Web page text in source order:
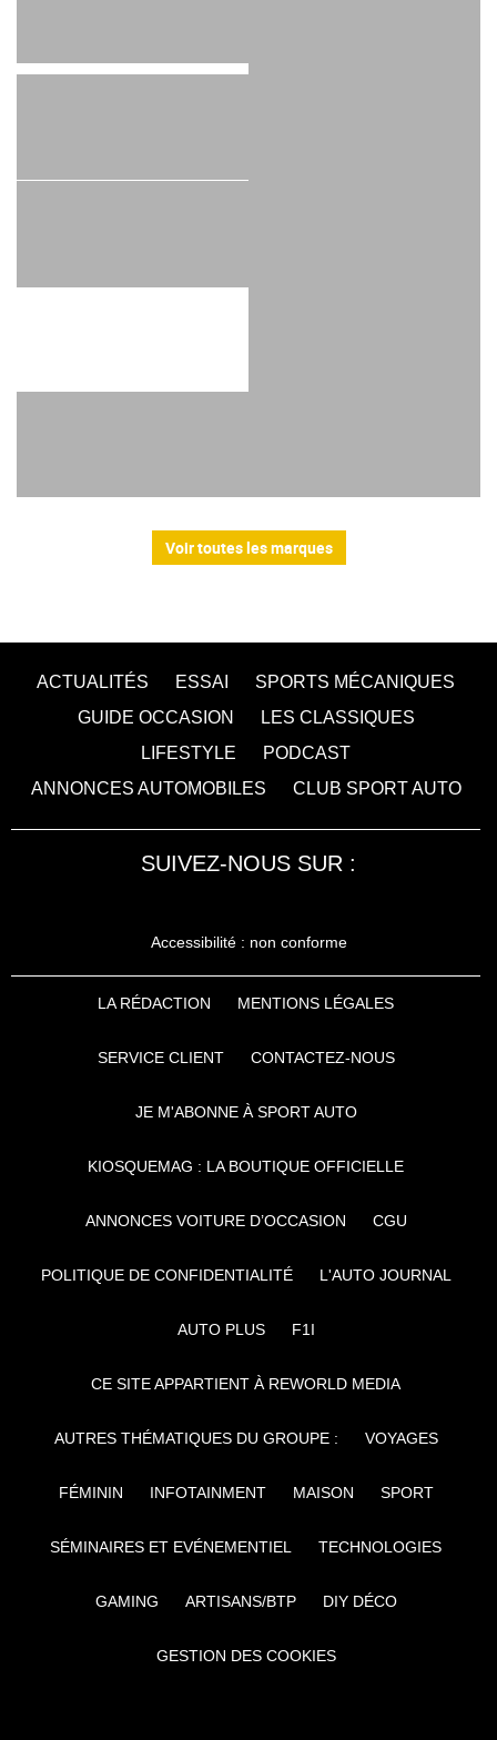
Voir toutes les marques
ACTUALITÉS ESSAI
SPORTS MÉCANIQUES
GUIDE OCCASION
LES CLASSIQUES
LIFESTYLE
PODCAST
ANNONCES AUTOMOBILES
CLUB SPORT AUTO
SUIVEZ-NOUS SUR :
Accessibilité : non conforme
LA RÉDACTION MENTIONS LÉGALES
SERVICE CLIENT CONTACTEZ-NOUS
JE M'ABONNE À SPORT AUTO
KIOSQUEMAG : LA BOUTIQUE OFFICIELLE
ANNONCES VOITURE D’OCCASION CGU
POLITIQUE DE CONFIDENTIALITÉ L'AUTO JOURNAL
AUTO PLUS F1I
CE SITE APPARTIENT À REWORLD MEDIA
AUTRES THÉMATIQUES DU GROUPE : VOYAGES
FÉMININ INFOTAINMENT MAISON SPORT
SÉMINAIRES ET EVÉNEMENTIEL TECHNOLOGIES
GAMING ARTISANS/BTP DIY DÉCO
GESTION DES COOKIES